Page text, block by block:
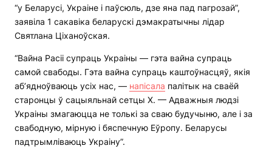
“у Беларусі, Украіне і паўсюль, дзе яна пад пагрозай”,
заявіла 1 сакавіка беларускі дэмакратычны лідар
Святлана Ціханоўская.
“Вайна Расіі супраць Украіны — гэта вайна супраць
самой свабоды. Гэта вайна супраць каштоўнасцяў, якія
аб’ядноўваюць усіх нас, — напісала палітык на сваёй
старонцы ў сацыяльнай сетцы Х. — Адважныя людзі
Украіны змагаюцца не толькі за сваю будучыню, але і за
свабодную, мірную і бяспечную Еўропу. Беларусы
падтрымліваюць Украіну”.